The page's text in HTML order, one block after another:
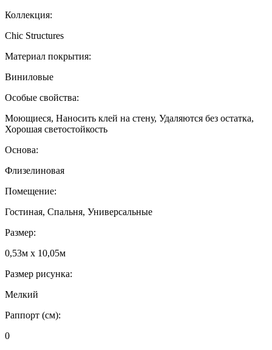
Коллекция:
Chic Structures
Материал покрытия:
Виниловые
Особые свойства:
Моющиеся, Наносить клей на стену, Удаляются без остатка,
Хорошая светостойкость
Основа:
Флизелиновая
Помещение:
Гостиная, Спальня, Универсальные
Размер:
0,53м x 10,05м
Размер рисунка:
Мелкий
Раппорт (см):
0